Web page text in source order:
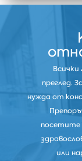
Всички
преглед.
нужда от
посетите
или